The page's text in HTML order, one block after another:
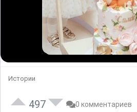
Истории
497 0 комментариев